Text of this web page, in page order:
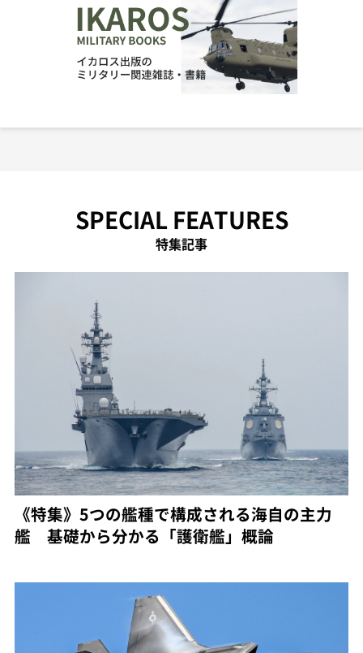
SPECIAL FEATURES
特集記事
《特集》5つの艦種で構成される海自の主力
艦 基礎から分かる「護衛艦」概論